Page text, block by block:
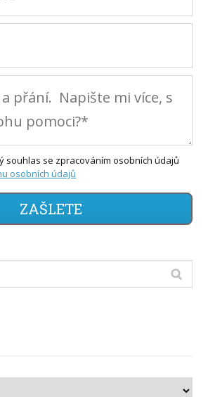
souhlas se zpracováním osobních údajů
osobních údajů
ZAŠLETE